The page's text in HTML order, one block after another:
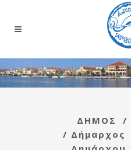
ΔΗΜΟΣ /
/ Δήμαρχος